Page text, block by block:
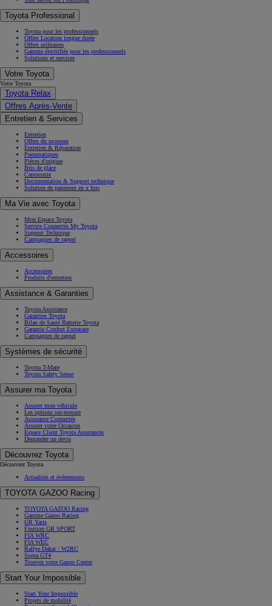
Toyota Professional
Toyota pour les professionnels
Offres Location longue durée
Offres utilitaires
Gamme électrifiée pour les professionnels
Solutions et services
Votre Toyota
Votre Toyota
Toyota Relax
Offres Après-Vente
Entretien & Services
Entretien
Offres du moment
Entretien & Réparation
Pneumatiques
Pièces d'origine
Bris de glace
Carrosserie
Documentation & Support technique
Solution de paiement en x fois
Ma Vie avec Toyota
Mon Espace Toyota
Service Connectés My Toyota
Support Technique
Campagnes de rappel
Accessoires
Accessoires
Produits d'entretien
Assistance & Garanties
Toyota Assistance
Garanties Toyota
Bilan de Santé Batterie Toyota
Garantie Confort Extracare
Campagnes de rappel
Systèmes de sécurité
Toyota T-Mate
Toyota Safety Sense
Assurer ma Toyota
Assurer mon véhicule
Les options sur-mesure
Assurance Connectée
Assurer votre Occasion
Espace Client Toyota Assurances
Demander un devis
Découvrez Toyota
Découvrez Toyota
Actualités et évènements
TOYOTA GAZOO Racing
TOYOTA GAZOO Racing
Gamme Gazoo Racing
GR Yaris
Finition GR SPORT
FIA WRC
FIA WEC
Rallye Dakar / W2RC
Supra GT4
Trouvez votre Gazoo Center
Start Your Impossible
Start Your Impossible
Projets de mobilité